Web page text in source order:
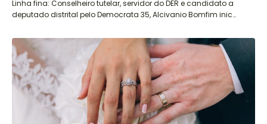
Linha fina: Conselheiro tutelar, servidor do DER e candidato a
deputado distrital pelo Democrata 35, Alcivanio Bomfim inic…